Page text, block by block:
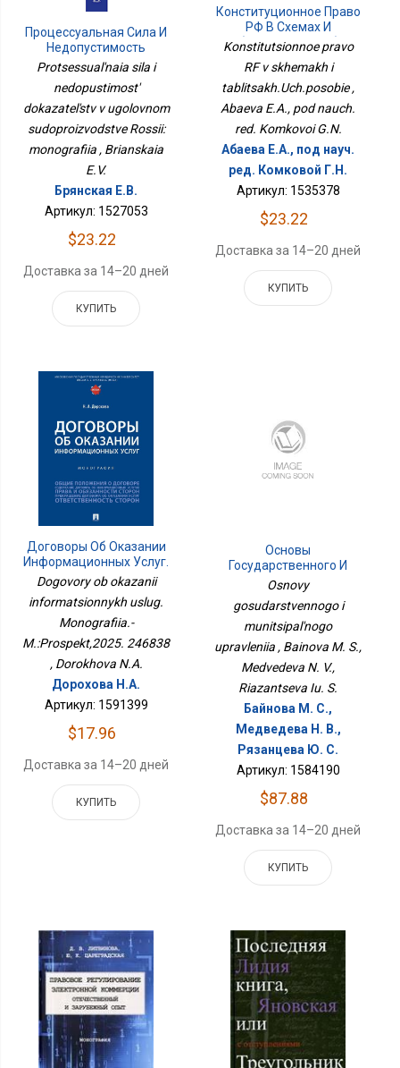
Процессуальная Сила И
Недопустимость
Доказательств В
Судопроизводстве
России: Монография
Protsessual'naia sila i
nedopustimost'
dokazatel'stv v ugolovnom
sudoproizvodstve Rossii:
monografiia , Brianskaia
E.V.
Брянская Е.В.
Артикул: 1527053
$23.22
Доставка за 14–20 дней
КУПИТЬ
Конституционное Право
РФ В Схемах И
Таблицах.Уч.пособие
Konstitutsionnoe pravo
RF v skhemakh i
tablitsakh.Uch.posobie ,
Abaeva E.A., pod nauch.
red. Komkovoi G.N.
Абаева Е.А., под науч.
ред. Комковой Г.Н.
Артикул: 1535378
$23.22
Доставка за 14–20 дней
КУПИТЬ
Договоры Об Оказании
Информационных Услуг.
Монография.-
М.:Проспект,2025.
246838
Dogovory ob okazanii
informatsionnykh uslug.
Monografiia.-
M.:Prospekt,2025. 246838
, Dorokhova N.A.
Дорохова Н.А.
Артикул: 1591399
$17.96
Доставка за 14–20 дней
КУПИТЬ
Основы
Государственного И
Муниципального
Управления
Osnovy
gosudarstvennogo i
munitsipal'nogo
upravleniia , Bainova M. S.,
Medvedeva N. V.,
Riazantseva Iu. S.
Байнова М. С.,
Медведева Н. В.,
Рязанцева Ю. С.
Артикул: 1584190
$87.88
Доставка за 14–20 дней
КУПИТЬ